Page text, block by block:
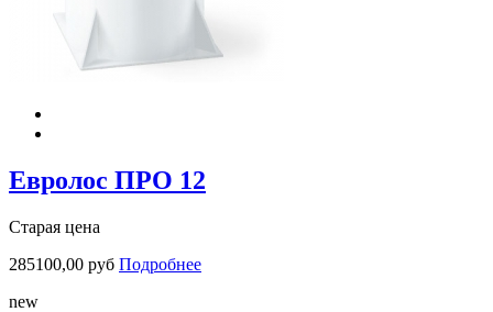
Евролос ПРО 12
Старая цена
285100,00 руб Подробнее
new